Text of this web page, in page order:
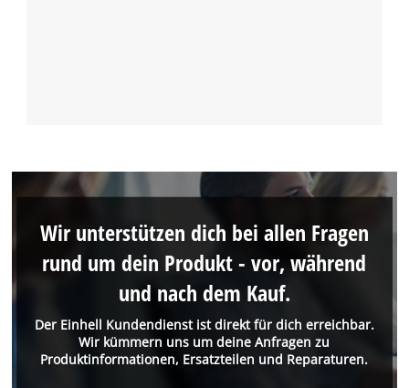
Der Einhell Kundendienst ist direkt für dich erreichbar.
Wir kümmern uns um deine Anfragen zu
Produktinformationen, Ersatzteilen und Reparaturen.
Wir unterstützen dich bei allen Fragen
rund um dein Produkt - vor, während
und nach dem Kauf.